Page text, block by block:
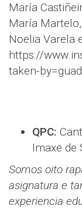
María
María
Noelia Varela
https://
taken-
QPC:
Imaxe de
Somos oito
asignatura e
experiencia